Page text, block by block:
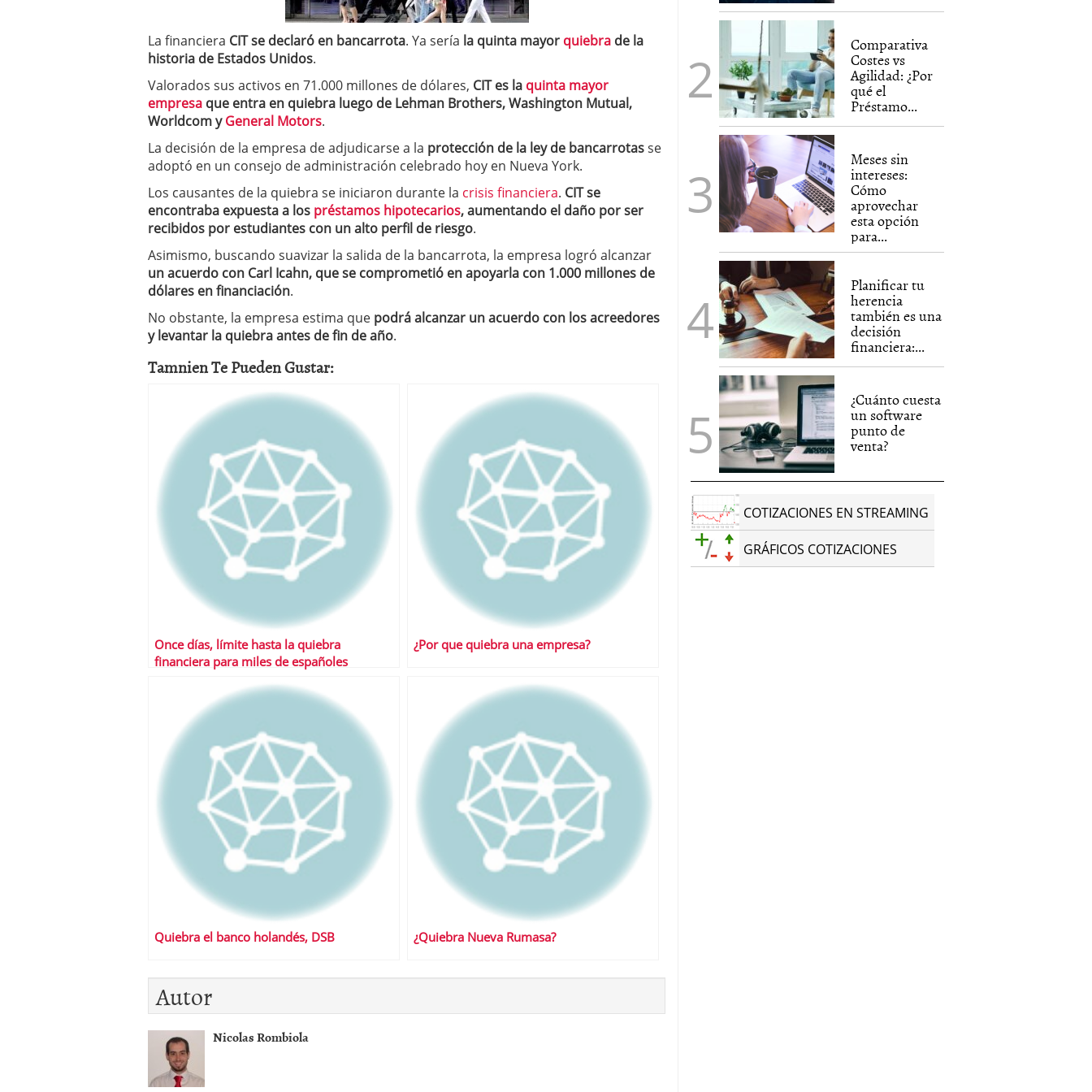
a los costes 21 de noviembre de 2025
¿Cuánto cuesta un software punto de venta? 3 de octubre de 2025
La financiera CIT se declaró en bancarrota. Ya sería la quinta mayor quiebra de la
historia de Estados Unidos.
Valorados sus activos en 71.000 millones de dólares, CIT es la quinta mayor
empresa que entra en quiebra luego de Lehman Brothers, Washington Mutual,
Worldcom yGeneral Motors.
La decisión de la empresa de adjudicarse a la protección de la ley de bancarrotasse
adoptó en un consejo de administración celebrado hoy en Nueva York.
Los causantes de la quiebra se iniciaron durante la crisis financiera. CIT se
encontraba expuesta a los préstamos hipotecarios, aumentando el daño por ser
recibidos por estudiantes con un alto perfil de riesgo.
Asimismo, buscando suavizar la salida de la bancarrota, la empresa logró alcanzar
un acuerdo con Carl Icahn, que se comprometió en apoyarla con 1.000 millones de
dólares en financiación.
No obstante, la empresa estima que podrá alcanzar un acuerdo con los acreedores
y levantar la quiebra antes de fin de año.
Tamnien Te Pueden Gustar:
Once días, límite hasta la quiebra
financiera para miles de españoles
¿Por que quiebra una empresa?
Quiebra el banco holandés, DSB ¿Quiebra Nueva Rumasa?
Autor
Nicolas Rombiola
Comparativa
Costes vs
Agilidad: ¿Por
qué el
Préstamo...
Meses sin
intereses:
Cómo
aprovechar
esta opción
para...
Planificar tu
herencia
también es una
decisión
financiera:...
¿Cuánto cuesta
un software
punto de
venta?
COTIZACIONES EN STREAMING
GRÁFICOS COTIZACIONES